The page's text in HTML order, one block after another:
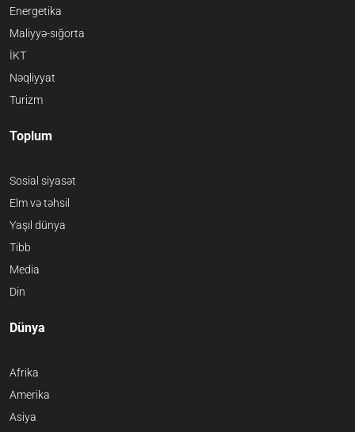
Energetika
Maliyyə-sığorta
İKT
Nəqliyyat
Turizm
Toplum
Sosial siyasət
Elm və təhsil
Yaşıl dünya
Tibb
Media
Din
Dünya
Afrika
Amerika
Asiya